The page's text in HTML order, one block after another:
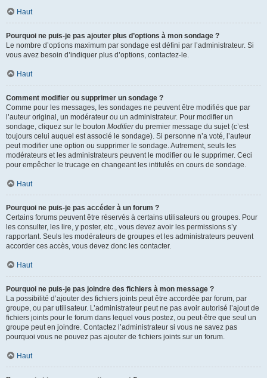
Haut
Pourquoi ne puis-je pas ajouter plus d’options à mon sondage ?
Le nombre d’options maximum par sondage est défini par l’administrateur. Si
vous avez besoin d’indiquer plus d’options, contactez-le.
Haut
Comment modifier ou supprimer un sondage ?
Comme pour les messages, les sondages ne peuvent être modifiés que par
l’auteur original, un modérateur ou un administrateur. Pour modifier un
sondage, cliquez sur le bouton Modifierdu premier message du sujet (c’est
toujours celui auquel est associé le sondage). Si personne n’a voté, l’auteur
peut modifier une option ou supprimer le sondage. Autrement, seuls les
modérateurs et les administrateurs peuvent le modifier ou le supprimer. Ceci
pour empêcher le trucage en changeant les intitulés en cours de sondage.
Haut
Pourquoi ne puis-je pas accéder à un forum ?
Certains forums peuvent être réservés à certains utilisateurs ou groupes. Pour
les consulter, les lire, y poster, etc., vous devez avoir les permissions s’y
rapportant. Seuls les modérateurs de groupes et les administrateurs peuvent
accorder ces accès, vous devez donc les contacter.
Haut
Pourquoi ne puis-je pas joindre des fichiers à mon message ?
La possibilité d’ajouter des fichiers joints peut être accordée par forum, par
groupe, ou par utilisateur. L’administrateur peut ne pas avoir autorisé l’ajout de
fichiers joints pour le forum dans lequel vous postez, ou peut-être que seul un
groupe peut en joindre. Contactez l’administrateur si vous ne savez pas
pourquoi vous ne pouvez pas ajouter de fichiers joints sur un forum.
Haut